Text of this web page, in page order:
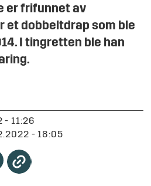
er frifunnet av
et dobbeltdrap som ble
I tingretten ble han
- 11:26
- 18:05